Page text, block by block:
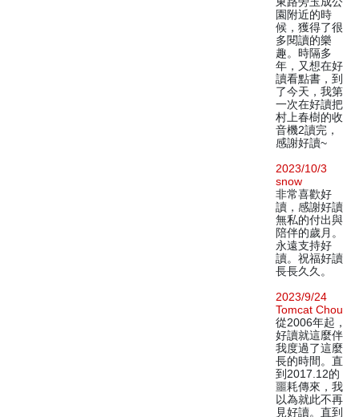
園附近的時
候，獲得了很
多閱讀的樂
趣。時隔多
年，又想在好
讀看點書，到
了今天，我第
一次在好讀把
村上春樹的收
音機2讀完，
感謝好讀~
2023/10/3
snow
非常喜歡好
讀，感謝好讀
無私的付出與
陪伴的歲月。
永遠支持好
讀。祝福好讀
長長久久。
2023/9/24
Tomcat Chou
從2006年起，
好讀就這麼伴
我度過了這麼
長的時間。直
到2017.12的
噩耗傳來，我
以為就此不再
見好讀。直到